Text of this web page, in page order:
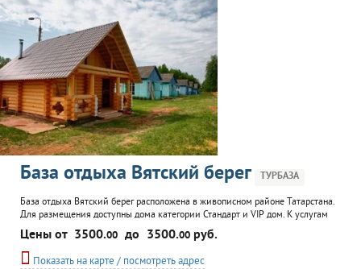
База отдыха Вятский берег ТУРБАЗА
База отдыха Вятский берег расположена в живописном районе Татарстана.
Для размещения доступны дома категории Стандарт и VIP дом. К услугам
гостей организация охоты, рыбалки, экскурсий, русская баня, верховые
прогулки на лошадях, прокат велосипедов, снегоходов. База Вятский берег
прекрасно подходит для корпоративного отдыха.
Цены от 3500.00 до 3500.00 руб.
Показать на карте / посмотреть адрес